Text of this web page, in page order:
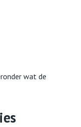
wat de